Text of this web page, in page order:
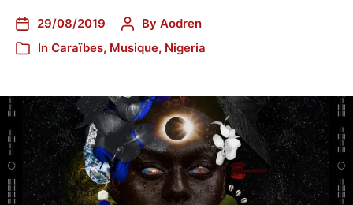
29/08/2019 By Aodren
In Caraïbes, Musique, Nigeria